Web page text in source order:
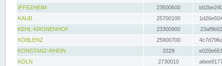
IFFEZHEIM
23500600
KAUB
25700100
KEHL-KRONENHOF
23300900
KOBLENZ
25900700
KONSTANZ-RHEIN
3329
KÖLN
2730010